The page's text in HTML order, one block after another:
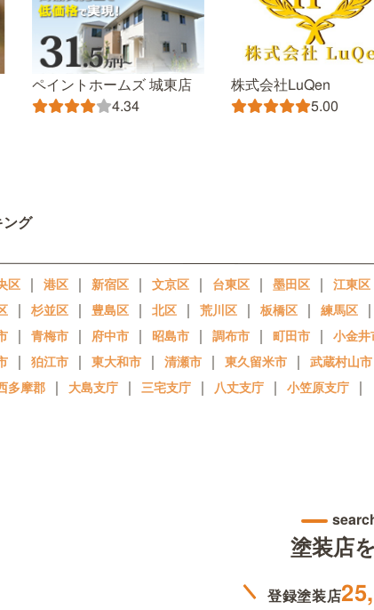
ペイントホームズ 城東店
4.34
株式会社LuQen
5.00
グ
区 ｜ 港区 ｜ 新宿区 ｜ 文京区 ｜ 台東区 ｜ 墨田区 ｜ 江東区
｜ 杉並区 ｜ 豊島区 ｜ 北区 ｜ 荒川区 ｜ 板橋区 ｜ 練馬区 ｜
｜ 青梅市 ｜ 府中市 ｜ 昭島市 ｜ 調布市 ｜ 町田市 ｜ 小金井
｜ 狛江市 ｜ 東大和市 ｜ 清瀬市 ｜ 東久留米市 ｜ 武蔵村山市
多摩郡 ｜ 大島支庁 ｜ 三宅支庁 ｜ 八丈支庁 ｜ 小笠原支庁 ｜
塗装店
登録塗装店